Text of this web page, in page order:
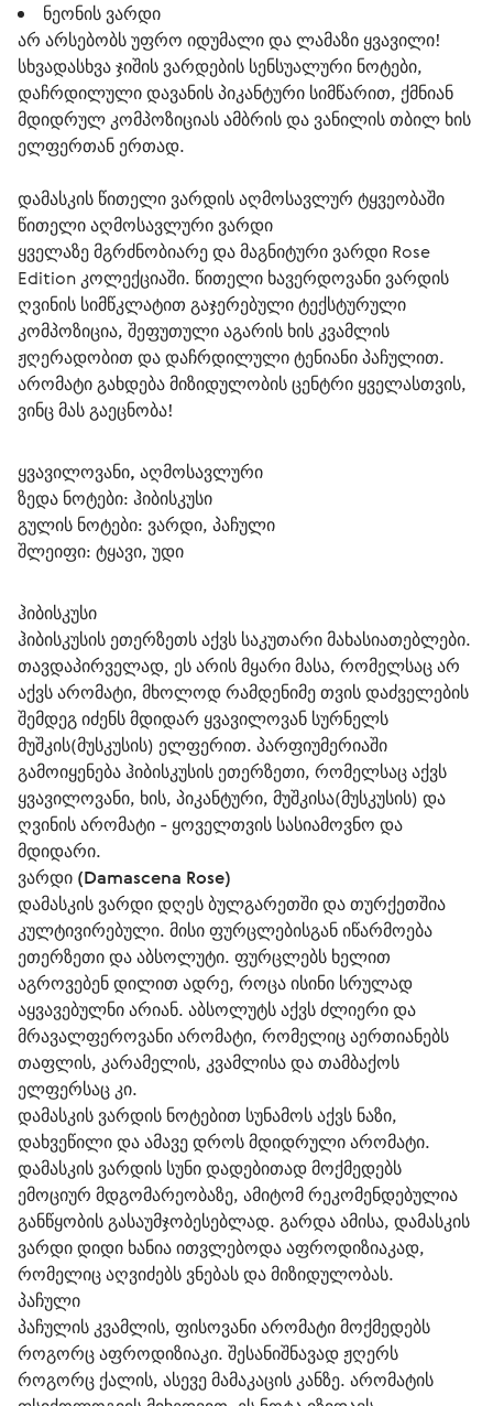
ნეონის ვარდი
არ არსებობს უფრო იდუმალი და ლამაზი ყვავილი!
სხვადასხვა ჯიშის ვარდების სენსუალური ნოტები,
დაჩრდილული დავანის პიკანტური სიმწარით, ქმნიან
მდიდრულ კომპოზიციას ამბრის და ვანილის თბილ ხის
ელფერთან ერთად.
დამასკის წითელი ვარდის აღმოსავლურ ტყვეობაში
წითელი აღმოსავლური ვარდი
ყველაზე მგრძნობიარე და მაგნიტური ვარდი Rose
Edition კოლექციაში. წითელი ხავერდოვანი ვარდის
ღვინის სიმწკლატით გაჯერებული ტექსტურული
კომპოზიცია, შეფუთული აგარის ხის კვამლის
ჟღერადობით და დაჩრდილული ტენიანი პაჩულით.
არომატი გახდება მიზიდულობის ცენტრი ყველასთვის,
ვინც მას გაეცნობა!
ყვავილოვანი, აღმოსავლური
ზედა ნოტები: ჰიბისკუსი
გულის ნოტები: ვარდი, პაჩული
შლეიფი: ტყავი, უდი
ჰიბისკუსი
ჰიბისკუსის ეთერზეთს აქვს საკუთარი მახასიათებლები.
თავდაპირველად, ეს არის მყარი მასა, რომელსაც არ
აქვს არომატი, მხოლოდ რამდენიმე თვის დაძველების
შემდეგ იძენს მდიდარ ყვავილოვან სურნელს
მუშკის(მუსკუსის) ელფერით. პარფიუმერიაში
გამოიყენება ჰიბისკუსის ეთერზეთი, რომელსაც აქვს
ყვავილოვანი, ხის, პიკანტური, მუშკისა(მუსკუსის) და
ღვინის არომატი - ყოველთვის სასიამოვნო და
მდიდარი.
ვარდი (Damascena Rose)
დამასკის ვარდი დღეს ბულგარეთში და თურქეთშია
კულტივირებული. მისი ფურცლებისგან იწარმოება
ეთერზეთი და აბსოლუტი. ფურცლებს ხელით
აგროვებენ დილით ადრე, როცა ისინი სრულად
აყვავებულნი არიან. აბსოლუტს აქვს ძლიერი და
მრავალფეროვანი არომატი, რომელიც აერთიანებს
თაფლის, კარამელის, კვამლისა და თამბაქოს
ელფერსაც კი.
დამასკის ვარდის ნოტებით სუნამოს აქვს ნაზი,
დახვეწილი და ამავე დროს მდიდრული არომატი.
დამასკის ვარდის სუნი დადებითად მოქმედებს
ემოციურ მდგომარეობაზე, ამიტომ რეკომენდებულია
განწყობის გასაუმჯობესებლად. გარდა ამისა, დამასკის
ვარდი დიდი ხანია ითვლებოდა აფროდიზიაკად,
რომელიც აღვიძებს ვნებას და მიზიდულობას.
პაჩული
პაჩულის კვამლის, ფისოვანი არომატი მოქმედებს
როგორც აფროდიზიაკი. შესანიშნავად ჟღერს
როგორც ქალის, ასევე მამაკაცის კანზე. არომატის